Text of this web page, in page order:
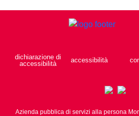
dichiarazione di
accessibilità
accessibilità
Azienda pubblica di servizi alla persona